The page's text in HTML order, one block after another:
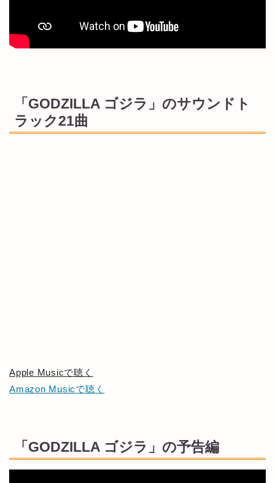
「GODZILLA ゴジラ」のサウンドト
ラック21曲
Apple Musicで聴く
Amazon Musicで聴く
「GODZILLA ゴジラ」の予告編